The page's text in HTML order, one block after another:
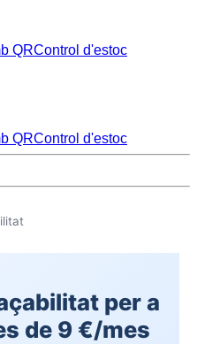
QRControl d'estoc
QRControl d'estoc
per a
de 9 €/mes